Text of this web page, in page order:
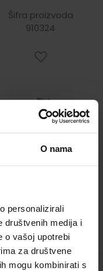
O nama
personalizirali
društvenih medija i
o vašoj upotrebi
za društvene
mogu kombinirati s
Universal
Šifra proizvoda
910324